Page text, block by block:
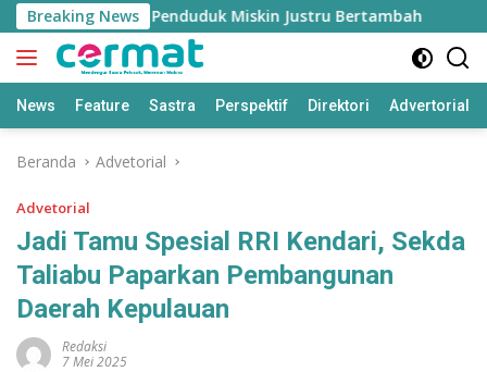
Langsung
ke
konten
Breaking News
Tinggi, Penduduk Miskin Justru Bertambah
News Feature Sastra Perspektif Direktori Advertorial
Beranda Advetorial
Advetorial
Jadi Tamu Spesial RRI Kendari, Sekda
Taliabu Paparkan Pembangunan
Daerah Kepulauan
Redaksi
7 Mei 2025